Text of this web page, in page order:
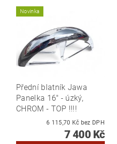
Novinka
Přední blatník Jawa
Panelka 16" - úzký,
CHROM - TOP !!!!
6 115,70 Kč bez DPH
7 400 Kč